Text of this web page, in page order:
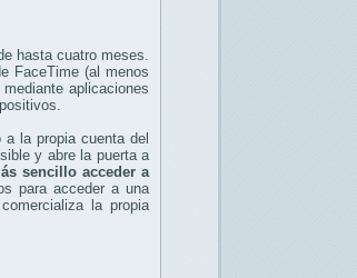
hasta cuatro meses.
FaceTime (al menos
aplicaciones
a la propia cuenta del
y abre la puerta a
sencillo acceder a
para acceder a una
la propia